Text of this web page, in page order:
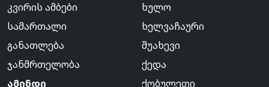
კვირის ამბები
სამართალი
განათლება
ჯანმრთელობა
ამინდი
ხულო
ხელვაჩაური
შუახევი
ქედა
ქობულეთი